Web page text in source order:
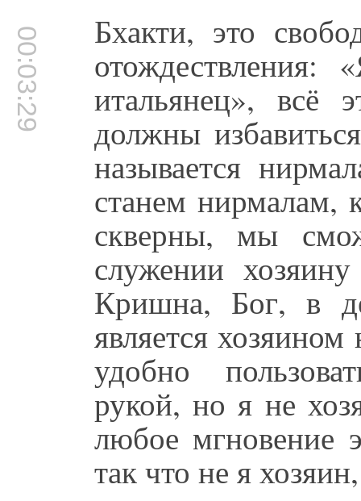
00:03:29 Бхакти, это
итальянец», всё
должны
называется
станем нирмалам,
скверны, мы
служении
Кришна, Бог, в
является
удобно
рукой, но я не
любое мгновение
так что не я